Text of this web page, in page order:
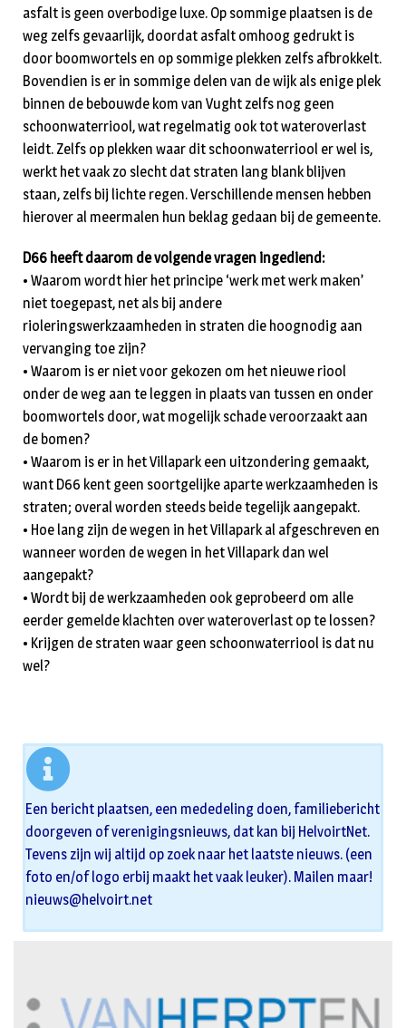
asfalt is geen overbodige luxe. Op sommige plaatsen is de
weg zelfs gevaarlijk, doordat asfalt omhoog gedrukt is
door boomwortels en op sommige plekken zelfs afbrokkelt.
Bovendien is er in sommige delen van de wijk als enige plek
binnen de bebouwde kom van Vught zelfs nog geen
schoonwaterriool, wat regelmatig ook tot wateroverlast
leidt. Zelfs op plekken waar dit schoonwaterriool er wel is,
werkt het vaak zo slecht dat straten lang blank blijven
staan, zelfs bij lichte regen. Verschillende mensen hebben
hierover al meermalen hun beklag gedaan bij de gemeente.
D66 heeft daarom de volgende vragen ingediend:
• Waarom wordt hier het principe ‘werk met werk maken’
niet toegepast, net als bij andere
rioleringswerkzaamheden in straten die hoognodig aan
vervanging toe zijn?
• Waarom is er niet voor gekozen om het nieuwe riool
onder de weg aan te leggen in plaats van tussen en onder
boomwortels door, wat mogelijk schade veroorzaakt aan
de bomen?
• Waarom is er in het Villapark een uitzondering gemaakt,
want D66 kent geen soortgelijke aparte werkzaamheden is
straten; overal worden steeds beide tegelijk aangepakt.
• Hoe lang zijn de wegen in het Villapark al afgeschreven en
wanneer worden de wegen in het Villapark dan wel
aangepakt?
• Wordt bij de werkzaamheden ook geprobeerd om alle
eerder gemelde klachten over wateroverlast op te lossen?
• Krijgen de straten waar geen schoonwaterriool is dat nu
wel?
Een bericht plaatsen, een mededeling doen, familiebericht
doorgeven of verenigingsnieuws, dat kan bij HelvoirtNet.
Tevens zijn wij altijd op zoek naar het laatste nieuws. (een
foto en/of logo erbij maakt het vaak leuker). Mailen maar!
nieuws@helvoirt.net